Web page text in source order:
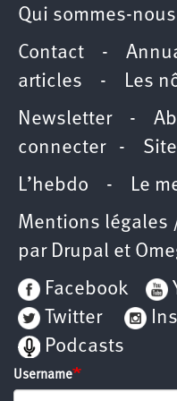
Qui sommes-nous
Contact -
articles - Les
Newsletter-
connecter-
L’hebdo - Le
Mentions légales
par Drupal et
Facebook
Twitter
Podcasts
Username